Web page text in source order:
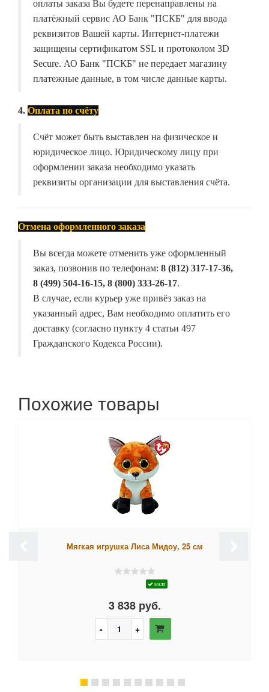
оплаты заказа Вы будете перенаправлены на
платёжный сервис АО Банк "ПСКБ" для ввода
реквизитов Вашей карты. Интернет-платежи
защищены сертификатом SSL и протоколом 3D
Secure. АО Банк "ПСКБ" не передает магазину
платежные данные, в том числе данные карты.
4. Оплата по счёту
Счёт может быть выставлен на физическое и
юридическое лицо. Юридическому лицу при
оформлении заказа необходимо указать
реквизиты организации для выставления счёта.
Отмена оформленного заказа
Вы всегда можете отменить уже оформленный
заказ, позвонив по телефонам: 8 (812) 317-17-36,
8 (499) 504-16-15, 8 (800) 333-26-17.
В случае, если курьер уже привёз заказ на
указанный адрес, Вам необходимо оплатить его
доставку (согласно пункту 4 статьи 497
Гражданского Кодекса России).
Похожие товары
Мягкая игрушка Лиса Мидоу, 25 см
мало
3 838 руб.